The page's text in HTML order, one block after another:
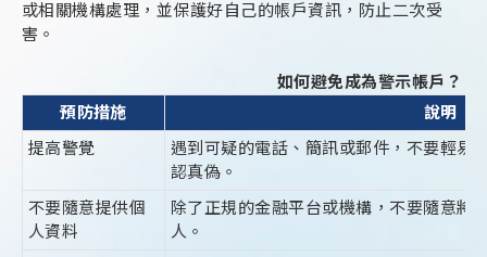
或相關機構處理，並保護好自己的帳戶資訊，防止二次受
害。
如何避免成為警示帳戶？
預防措施
說明
提高警覺
遇到可疑的電話、簡訊或郵件，不要輕易
認真偽。
不要隨意提供個
人資料
除了正規的金融平台或機構，不要隨意將
人。